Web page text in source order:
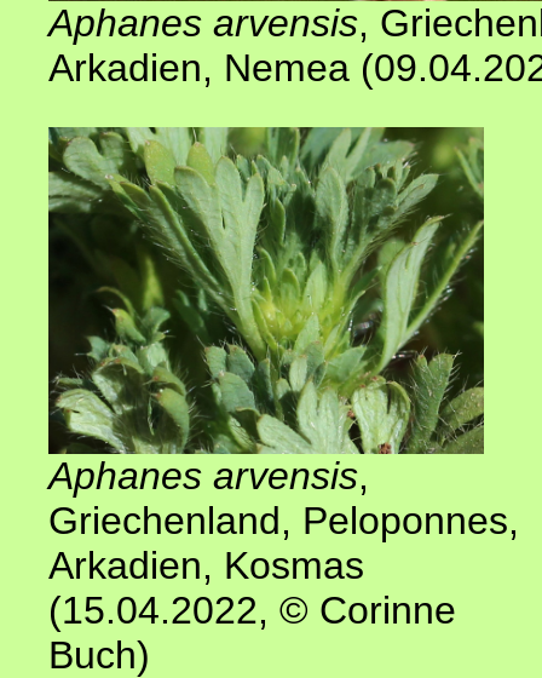
Aphanes arvensis,
Arkadien, Nemea
Aphanes arvensis,
Griechenland, Peloponnes,
Arkadien, Kosmas
(15.04.2022, © Corinne
Buch)